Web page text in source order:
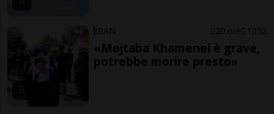
IRAN 20 ore 1 52
«Mojtaba Khamenei è grave,
potrebbe morire presto»